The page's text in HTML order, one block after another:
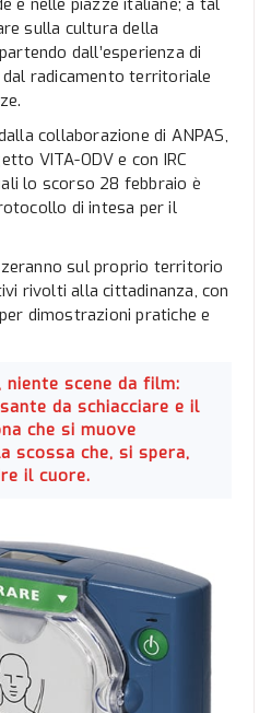
sulla cultura della
dall’esperienza di
radicamento territoriale
collaborazione di ANPAS,
VITA-ODV e con IRC
lo scorso 28 febbraio è
di intesa per il
sul proprio territorio
rivolti alla cittadinanza, con
dimostrazioni pratiche e
niente scene da film:
da schiacciare e il
che si muove
scossa che, si spera,
il cuore.